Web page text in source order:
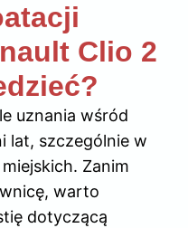
Clio 2
uznania wśród
lat, szczególnie w
Zanim
warto
dotyczącą